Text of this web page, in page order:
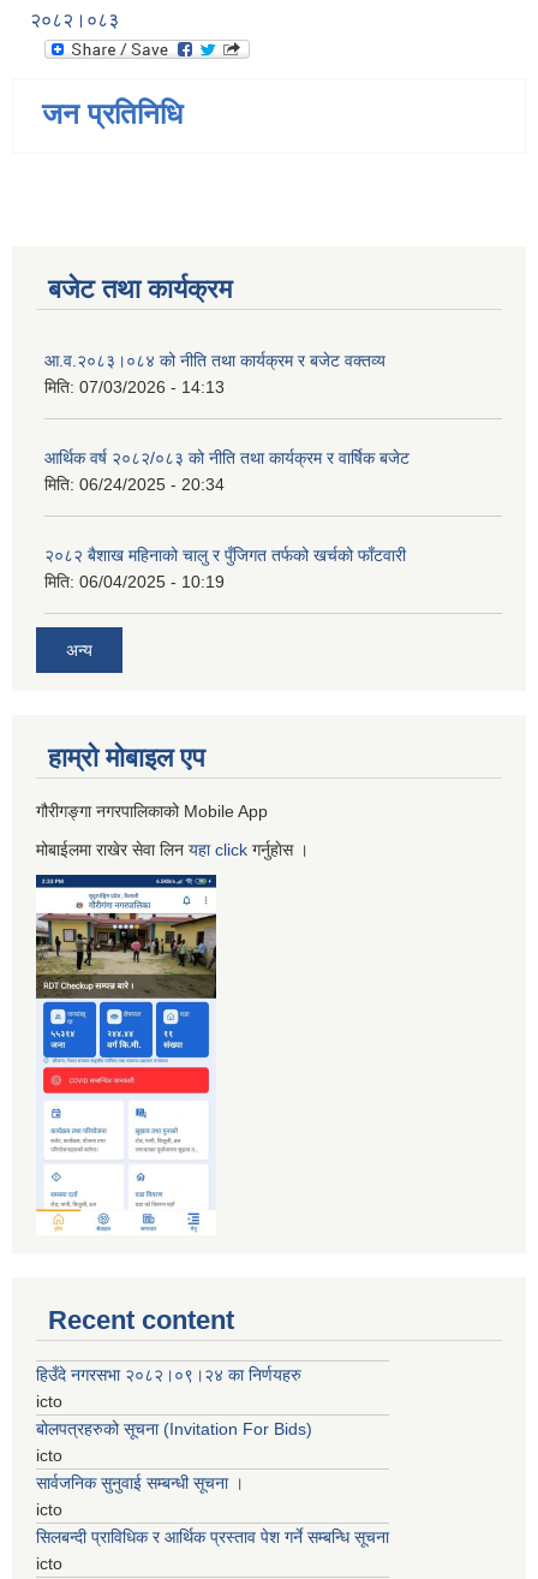
२०८२।०८३
जन प्रतिनिधि
बजेट तथा कार्यक्रम
आ.व.२०८३।०८४ को नीति तथा कार्यक्रम र बजेट वक्तव्य
मिति: 07/03/2026 - 14:13
आर्थिक वर्ष २०८२/०८३ को नीति तथा कार्यक्रम र वार्षिक बजेट
मिति: 06/24/2025 - 20:34
२०८२ बैशाख महिनाको चालु र पुँजिगत तर्फको खर्चको फाँटवारी
मिति: 06/04/2025 - 10:19
अन्य
हाम्रो माेबाइल एप
गौरीगङ्गा नगरपालिकाको Mobile App
मोबाईलमा राखेर सेवा लिन यहाclick गर्नुहाेस ।
Recent content
हिउँदे नगरसभा २०८२।०९।२४ का निर्णयहरु
icto
बोलपत्रहरुको सूचना (Invitation For Bids)
icto
सार्वजनिक सुनुवाई सम्बन्धी सूचना ।
icto
सिलबन्दी प्राविधिक र आर्थिक प्रस्ताव पेश गर्ने सम्बन्धि सूचना
icto